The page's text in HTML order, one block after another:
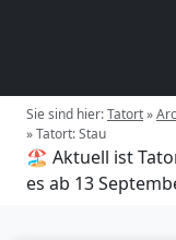
Sie sind hier:Tatort»
»Tatort: Stau
🏖️ Aktuell ist
es ab 13